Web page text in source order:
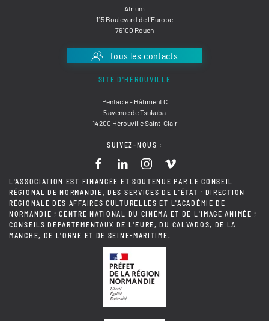
Atrium
115 Boulevard de l'Europe
76100 Rouen
Tous les contacts
SITE D'HÉROUVILLE
Pentacle - Bâtiment C
5 avenue de Tsukuba
14200 Hérouville Saint-Clair
SUIVEZ-NOUS :
L'ASSOCIATION EST FINANCÉE ET SOUTENUE PAR LE CONSEIL
RÉGIONAL DE NORMANDIE, DES SERVICES DE L'ÉTAT : DIRECTION
RÉGIONALE DES AFFAIRES CULTURELLES ET L'ACADÉMIE DE
NORMANDIE ; CENTRE NATIONAL DU CINÉMA ET DE L'IMAGE ANIMÉE ;
CONSEILS DÉPARTEMENTAUX DE L'EURE, DU CALVADOS, DE LA
MANCHE, DE L'ORNE ET DE SEINE-MARITIME.